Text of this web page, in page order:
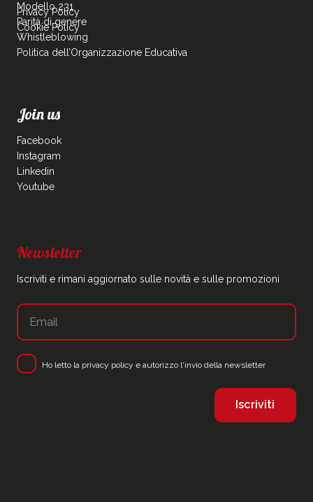
Modello 231
Parità di genere
Whistleblowing
Politica dell’Organizzazione Educativa
Privacy Policy
Cookie Policy
Join us
Facebook
Instagram
Linkedin
Youtube
Newsletter
Iscriviti e rimani aggiornato sulle novità e sulle promozioni
Ho letto la privacy policy e autorizzo l'invio della newsletter